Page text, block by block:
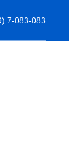
7-083-083